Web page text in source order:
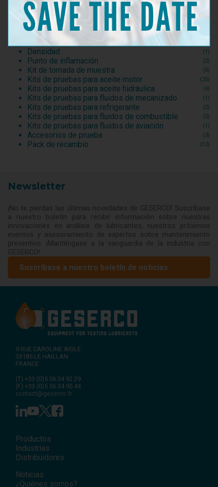
Detergencia
Capacidad de dispersión
Bacterias y hongos
Detección de agua del mar
Dilución
Densidad (1)
Punto de inflamación (2)
Kit de tomada de muestra (5)
Kits de pruebas para aceite motor (20)
Kits de pruebas para aceite hidráulica (4)
Kits de pruebas para fluidos de mecanizado (1)
Kits de pruebas para refrigerante (2)
Kits de pruebas para fluidos de combustible (5)
Kits de pruebas para fluidos de aviación (1)
Accesorios de prueba (3)
Pack de recambio (12)
Newsletter
¡No te pierdas las últimas novedades de GESERCO! Suscríbase
a nuestro boletín para recibir información sobre nuestras
innovaciones en análisis de lubricantes, nuestros próximos
eventos y asesoramiento de expertos sobre mantenimiento
preventivo. ¡Manténgase a la vanguardia de la industria con
GESERCO!
Suscríbase a nuestro boletín de noticias
9 RUE CAROLINE AIGLE
33185 LE HAILLAN
FRANCE
(T) +33 (0)5 56 34 92 29
(F) +33 (0)5 56 34 95 44
contact@geserco.fr
Productos
Industrias
Distribuidores
Noticias
¿Quiénes somos?